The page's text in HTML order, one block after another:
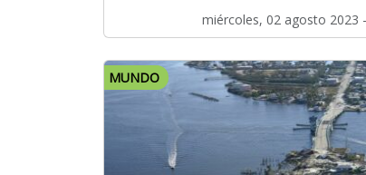
miércoles, 02 agosto 2023 -
MUNDO